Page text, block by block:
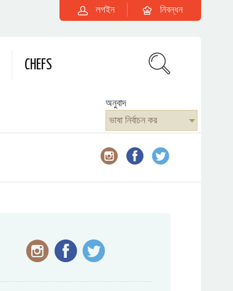
লগইন নিবন্ধন
CHEFS
অনুবাদ
ভাষা নির্বাচন কর